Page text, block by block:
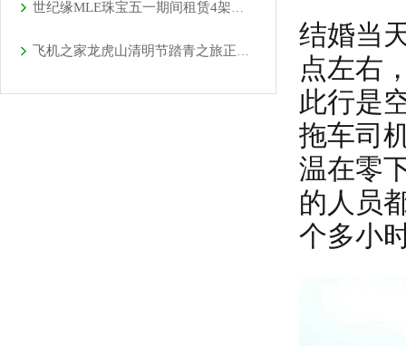
世纪缘MLE珠宝五一期间租赁4架直升机在四个城市庆典
飞机之家龙虎山清明节踏青之旅正式开启
结婚当
点左右
此行是
拖车司
温在零
的人员
个多小